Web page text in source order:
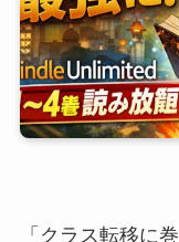
「クラス転移に